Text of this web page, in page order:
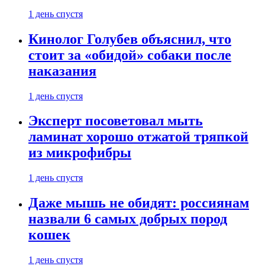
1 день спустя
Кинолог Голубев объяснил, что
стоит за «обидой» собаки после
наказания
1 день спустя
Эксперт посоветовал мыть
ламинат хорошо отжатой тряпкой
из микрофибры
1 день спустя
Даже мышь не обидят: россиянам
назвали 6 самых добрых пород
кошек
1 день спустя